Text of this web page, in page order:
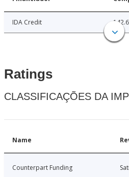
IDA Credit
Ratings
CLASSIFICAÇÕES DA
Name
Counterpart Funding